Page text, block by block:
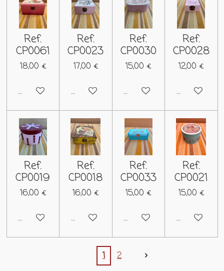
Ref.
CP0061
18,00 €
Deshabilitado
Ref.
CP0023
17,00 €
Deshabilitado
Ref.
CP0030
15,00 €
Deshabilitado
Ref.
CP0028
12,00 €
Ref.
CP0019
16,00 €
Deshabilitado
Ref.
CP0018
16,00 €
Deshabilitado
Ref.
CP0033
15,00 €
Deshabilitado
Ref.
CP0021
15,00 €
1 2